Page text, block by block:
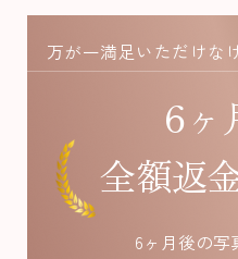
万が一満足いただけな
6ヶ
全額返
6ヶ月後の写